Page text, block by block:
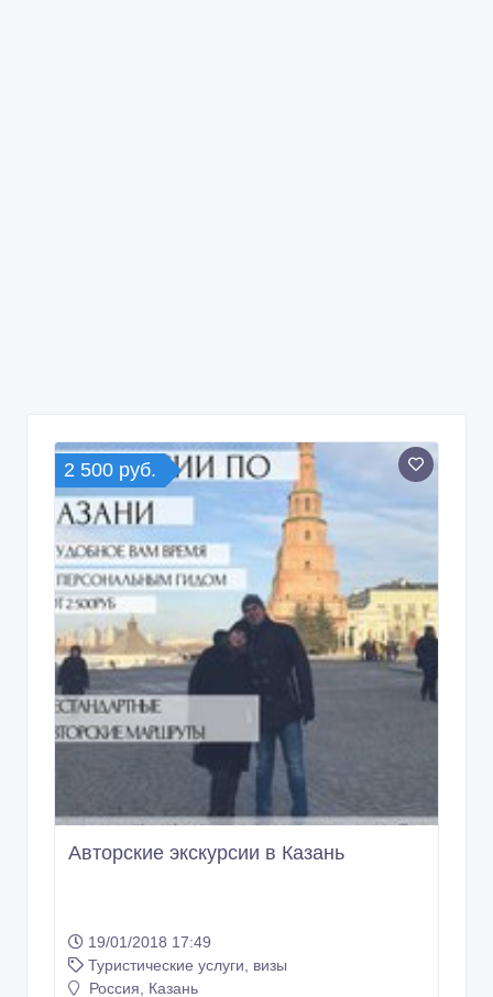
2 500 руб.
Авторские экскурсии в Казань
19/01/2018 17:49
Туристические услуги, визы
Россия, Казань